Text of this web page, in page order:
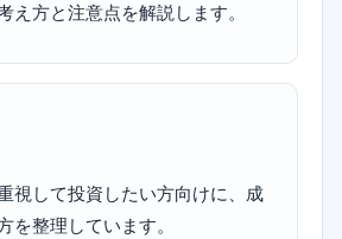
え方と注意点を解説します。
視して投資したい方向けに、成
を整理しています。